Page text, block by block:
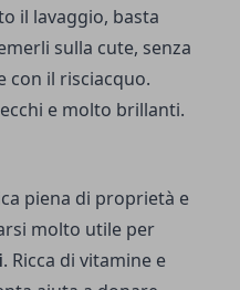
il lavaggio, basta
sulla cute, senza
con il risciacquo.
e molto brillanti.
piena di proprietà e
molto utile per
. Ricca di vitamine e